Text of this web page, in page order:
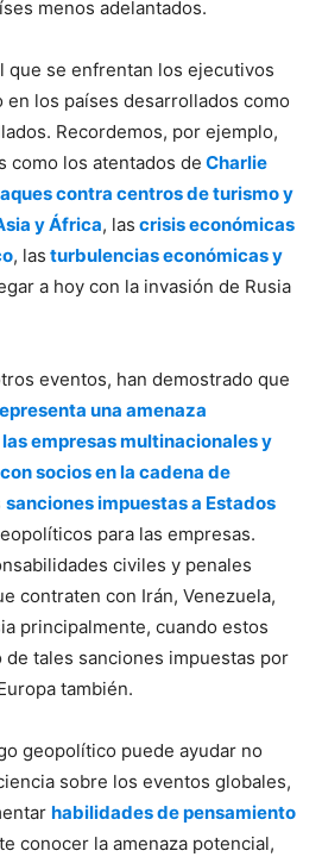
menos adelantados.
que se enfrentan los ejecutivos
en los países desarrollados como
Recordemos, por ejemplo,
como los atentados de Charlie
contra centros de turismo y
y África, las crisis económicas
, las turbulencias económicas y
a hoy con la invasión de Rusia
eventos, han demostrado que
una amenaza
empresas multinacionales y
socios en la cadena de
sanciones impuestas a Estados
para las empresas.
civiles y penales
contraten con Irán, Venezuela,
principalmente, cuando estos
tales sanciones impuestas por
también.
geopolítico puede ayudar no
sobre los eventos globales,
habilidades de pensamiento
conocer la amenaza potencial,